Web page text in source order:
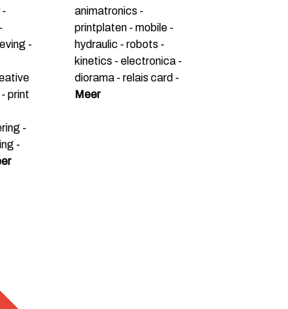
-
-
print
-
-
animatronics -
printplaten - mobile -
hydraulic - robots -
kinetics - electronica -
diorama - relais card -
Meer